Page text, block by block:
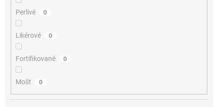
Perlivé 0
Likérové 0
Fortifikované 0
Mošt 0